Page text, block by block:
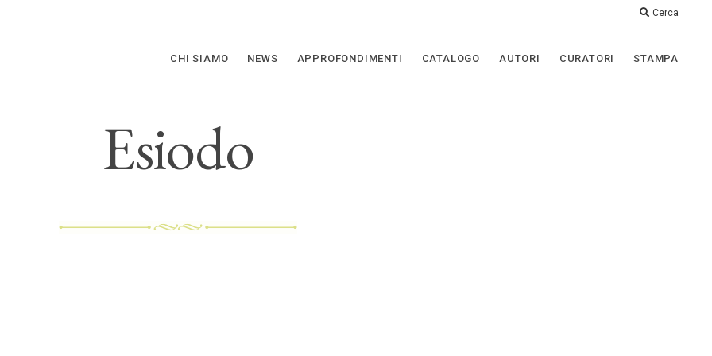
CHI SIAMO NEWS APPROFONDIMENTI CATALOGO AUTORI CURATORI STAMPA
Cerca
Esiodo